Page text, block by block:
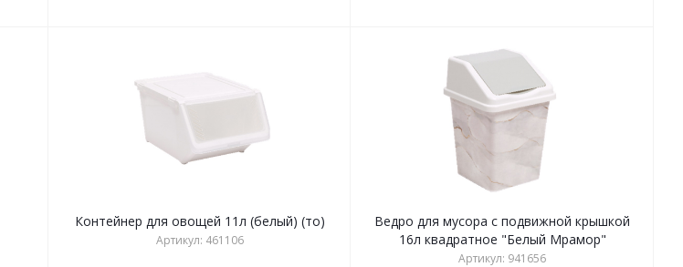
Контейнер для овощей 11л (белый) (то)
Артикул: 461106
Ведро для мусора с подвижной крышкой
16л квадратное "Белый Мрамор"
Артикул: 941656